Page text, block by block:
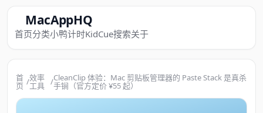
MacAppHQ
首页分类小鸭计时KidCue搜索关于
首
页 /效率
工具 /CleanClip 体验：Mac 剪贴板管理器的 Paste Stack 是真杀
手锏（官方定价 ¥55 起）